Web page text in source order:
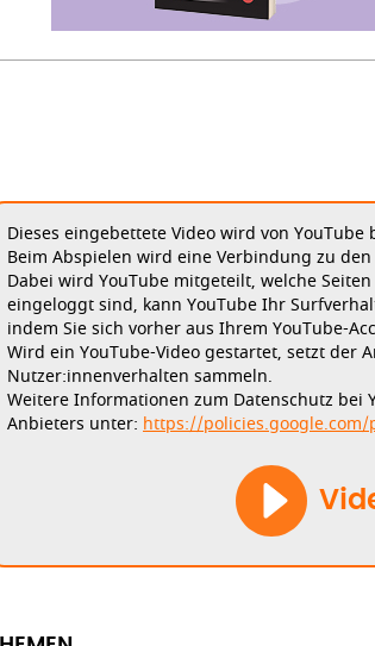
Dieses eingebettete Video wird von YouTube
Beim Abspielen wird eine Verbindung zu
Dabei wird YouTube mitgeteilt, welche
eingeloggt sind, kann YouTube Ihr
indem Sie sich vorher aus Ihrem YouTube-
Wird ein YouTube-Video gestartet, setzt der
Nutzer:innenverhalten sammeln.
Weitere Informationen zum Datenschutz bei
Anbieters unter: https://policies.google.com/